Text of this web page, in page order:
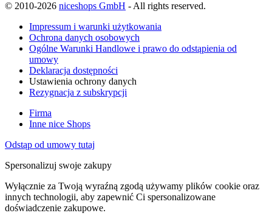
© 2010-2026 niceshops GmbH - All rights reserved.
Impressum i warunki użytkowania
Ochrona danych osobowych
Ogólne Warunki Handlowe i prawo do odstąpienia od
umowy
Deklaracja dostępności
Ustawienia ochrony danych
Rezygnacja z subskrypcji
Firma
Inne nice Shops
Odstąp od umowy tutaj
Spersonalizuj swoje zakupy
Wyłącznie za Twoją wyraźną zgodą używamy plików cookie oraz
innych technologii, aby zapewnić Ci spersonalizowane
doświadczenie zakupowe.